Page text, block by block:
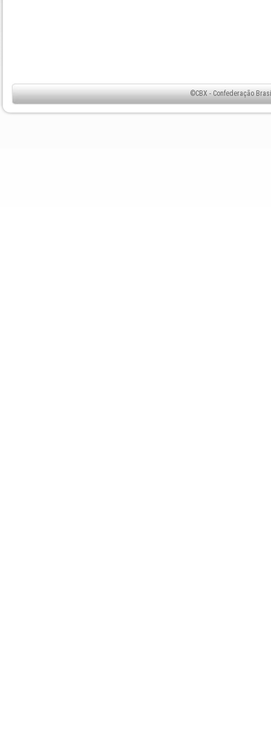
©CBX - Confederação